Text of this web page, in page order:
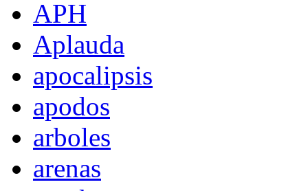
APH
Aplauda
apocalipsis
apodos
arboles
arenas